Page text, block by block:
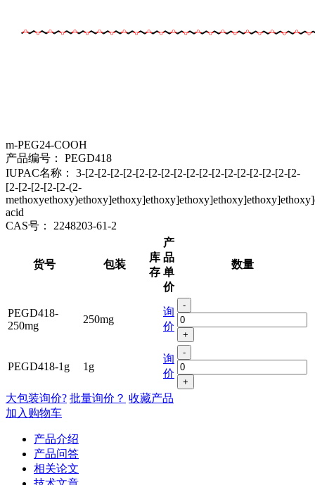
m-PEG24-COOH
产品编号：
PEGD418
IUPAC名称： 3-[2-[2-[2-[2-[2-[2-[2-[2-[2-[2-[2-[2-[2-[2-[2-[2-[2-
[2-[2-[2-[2-[2-(2-
acid
CAS号：
2248203-61-2
货号 包装
库
存
产
品
单
价
数量
PEGD418-
250mg
250mg
询
价
-
+
PEGD418-1g 1g
询
价
-
+
大包装询价? 批量询价？ 收藏产品
加入购物车
产品介绍
产品问答
相关论文